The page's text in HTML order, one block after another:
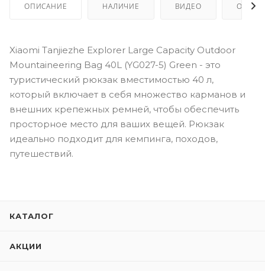
ОПИСАНИЕ НАЛИЧИЕ ВИДЕО
Xiaomi Tanjiezhe Explorer Large Capacity Outdoor
Mountaineering Bag 40L (YG027-5) Green - это
туристический рюкзак вместимостью 40 л,
который включает в себя множество карманов и
внешних крепежных ремней, чтобы обеспечить
просторное место для ваших вещей. Рюкзак
идеально подходит для кемпинга, походов,
путешествий.
КАТАЛОГ
АКЦИИ